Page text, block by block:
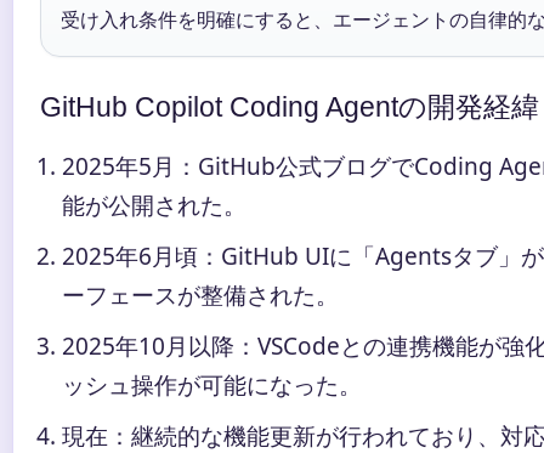
受け入れ条件を明確にすると、エージェントの自律的
GitHub Copilot Coding Agentの開発経
2025年5月 ：GitHub公式ブログでCoding
能が公開された。
2025年6月頃 ：GitHub UIに「Agentsタブ」
ーフェースが整備された。
2025年10月以降 ：VSCodeとの連携機能が
ッシュ操作が可能になった。
現在：継続的な機能更新が行われており、対